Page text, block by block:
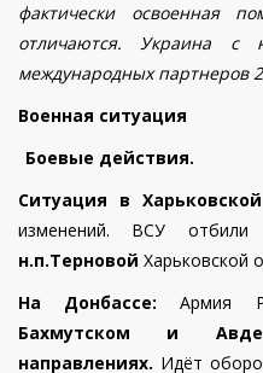
фактически освоенная
отличаются. Украина с
международных партнеров
Военная ситуация
Боевые действия.
Ситуация в
изменений. ВСУ
н.п.Терновой Харьковской
На Донбассе: Армия
Бахмутском и
направлениях. Идёт